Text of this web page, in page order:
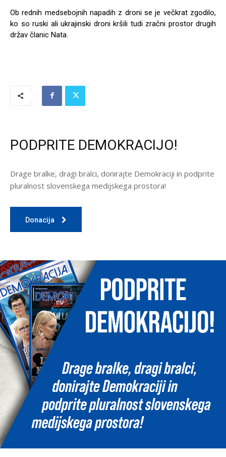
Ob rednih medsebojnih napadih z droni se je večkrat zgodilo,
ko so ruski ali ukrajinski droni kršili tudi zračni prostor drugih
držav članic Nata.
PODPRITE DEMOKRACIJO!
Drage bralke, dragi bralci, donirajte Demokraciji in podprite
pluralnost slovenskega medijskega prostora!
Donacija